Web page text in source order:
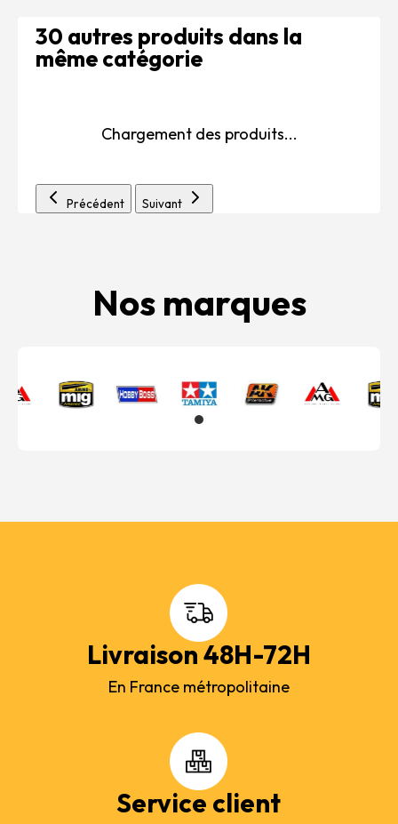
30 autres produits dans la
même catégorie
Chargement des produits...
Précédent Suivant
Nos marques
Livraison 48H-72H
En France métropolitaine
Service client